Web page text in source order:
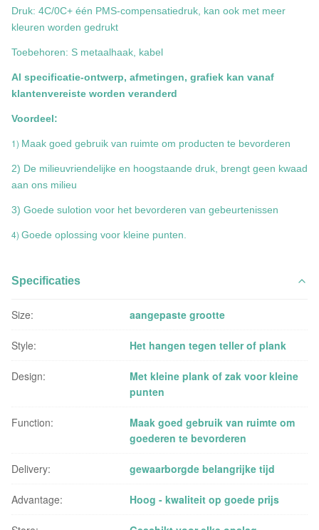
Druk: 4C/0C+ één PMS-compensatiedruk, kan ook met meer
kleuren worden gedrukt
Toebehoren: S metaalhaak, kabel
Al specificatie-ontwerp, afmetingen, grafiek kan vanaf
klantenvereiste worden veranderd
Voordeel:
1) Maak goed gebruik van ruimte om producten te bevorderen
2) De milieuvriendelijke en hoogstaande druk, brengt geen kwaad
aan ons milieu
3) Goede sulotion voor het bevorderen van gebeurtenissen
4) Goede oplossing voor kleine punten.
Specificaties
Size: aangepaste grootte
Style: Het hangen tegen teller of plank
Design:
Met kleine plank of zak voor kleine
punten
Function:
Maak goed gebruik van ruimte om
goederen te bevorderen
Delivery: gewaarborgde belangrijke tijd
Advantage: Hoog - kwaliteit op goede prijs